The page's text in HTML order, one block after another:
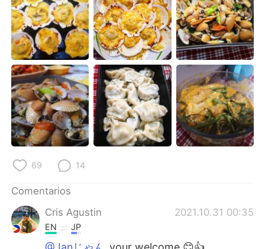
69 14
Comentarios
Cris Agustin
2021.10.31 00:35
EN JP